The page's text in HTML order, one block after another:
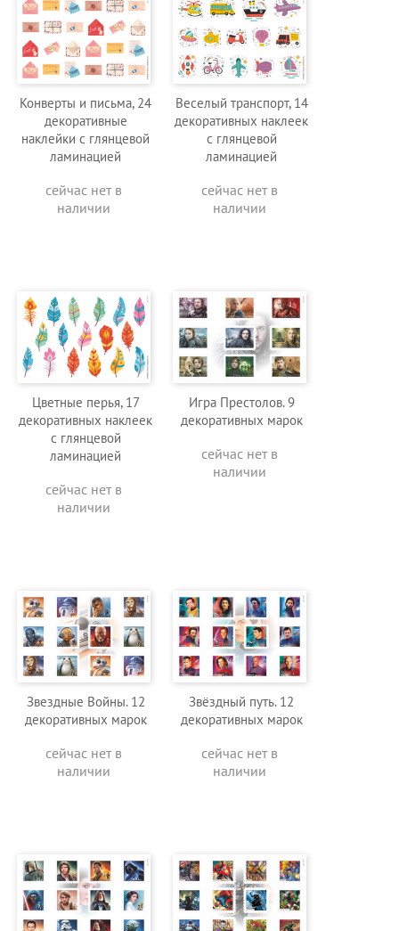
Конверты и письма, 24
декоративные
наклейки с глянцевой
ламинацией
сейчас нет в
наличии
Веселый транспорт, 14
декоративных наклеек
с глянцевой
ламинацией
сейчас нет в
наличии
Цветные перья, 17
декоративных наклеек
с глянцевой
ламинацией
сейчас нет в
наличии
Игра Престолов. 9
декоративных марок
сейчас нет в
наличии
Звездные Войны. 12
декоративных марок
сейчас нет в
наличии
Звёздный путь. 12
декоративных марок
сейчас нет в
наличии